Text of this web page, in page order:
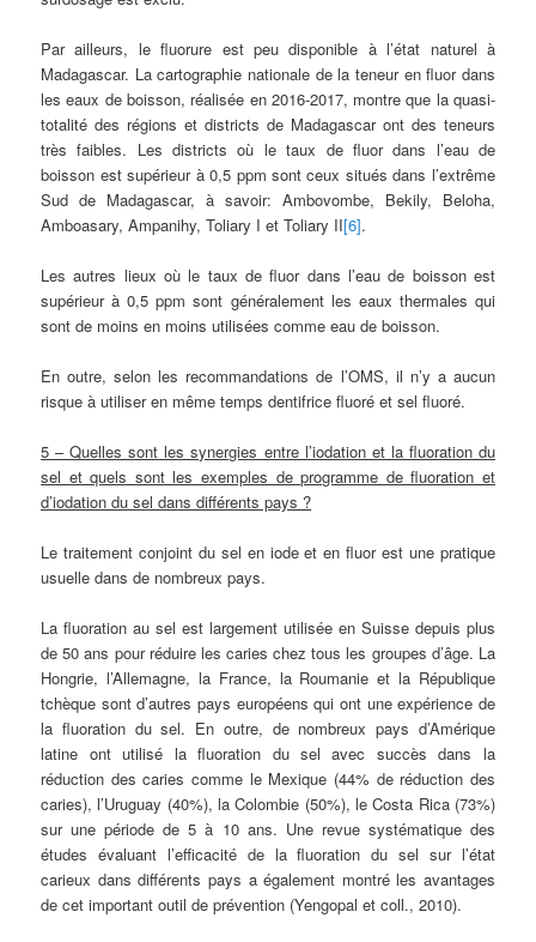
Par ailleurs, le fluorure est peu disponible à l’état naturel à
Madagascar. La cartographie nationale de la teneur en fluor dans
les eaux de boisson, réalisée en 2016-2017, montre que la quasi-
totalité des régions et districts de Madagascar ont des teneurs
très faibles. Les districts où le taux de fluor dans l’eau de
boisson est supérieur à 0,5 ppm sont ceux situés dans l’extrême
Sud de Madagascar, à savoir: Ambovombe, Bekily, Beloha,
Amboasary, Ampanihy, Toliary I et Toliary II[6].
Les autres lieux où le taux de fluor dans l’eau de boisson est
supérieur à 0,5 ppm sont généralement les eaux thermales qui
sont de moins en moins utilisées comme eau de boisson.
En outre, selon les recommandations de l’OMS, il n’y a aucun
risque à utiliser en même temps dentifrice fluoré et sel fluoré.
5 – Quelles sont les synergies entre l’iodation et la fluoration du
sel et quels sont les exemples de programme de fluoration et
d’iodation du sel dans différents pays ?
Le traitement conjoint du sel en iode et en fluor est une pratique
usuelle dans de nombreux pays.
La fluoration au sel est largement utilisée en Suisse depuis plus
de 50 ans pour réduire les caries chez tous les groupes d’âge. La
Hongrie, l’Allemagne, la France, la Roumanie et la République
tchèque sont d’autres pays européens qui ont une expérience de
la fluoration du sel. En outre, de nombreux pays d’Amérique
latine ont utilisé la fluoration du sel avec succès dans la
réduction des caries comme le Mexique (44% de réduction des
caries), l’Uruguay (40%), la Colombie (50%), le Costa Rica (73%)
sur une période de 5 à 10 ans. Une revue systématique des
études évaluant l’efficacité de la fluoration du sel sur l’état
carieux dans différents pays a également montré les avantages
de cet important outil de prévention (Yengopal et coll., 2010).